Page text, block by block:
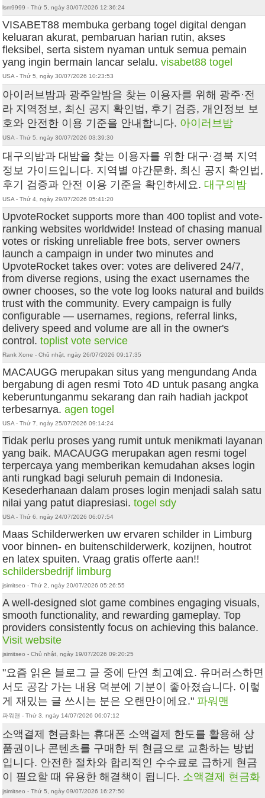
lsm9999 - Thứ 5, ngày 30/07/2026 12:36:24
VISABET88 membuka gerbang togel digital dengan
keluaran akurat, pembaruan harian rutin, akses
fleksibel, serta sistem nyaman untuk semua pemain
yang ingin bermain lancar selalu.visabet88 togel
USA - Thứ 5, ngày 30/07/2026 10:23:53
아이러브밤과 광주알밤을 찾는 이용자를 위해 광주·전
라 지역정보, 최신 공지 확인법, 후기 검증, 개인정보 보
호와 안전한 이용 기준을 안내합니다. 아이러브밤
USA - Thứ 5, ngày 30/07/2026 03:39:30
대구의밤과 대밤을 찾는 이용자를 위한 대구·경북 지역
정보 가이드입니다. 지역별 야간문화, 최신 공지 확인법,
후기 검증과 안전 이용 기준을 확인하세요. 대구의밤
USA - Thứ 4, ngày 29/07/2026 05:41:20
UpvoteRocket supports more than 400 toplist and vote-
ranking websites worldwide! Instead of chasing manual
votes or risking unreliable free bots, server owners
launch a campaign in under two minutes and
UpvoteRocket takes over: votes are delivered 24/7,
from diverse regions, using the exact usernames the
owner chooses, so the vote log looks natural and builds
trust with the community. Every campaign is fully
configurable — usernames, regions, referral links,
delivery speed and volume are all in the owner's
control.toplist vote service
Rank Xone - Chủ nhật, ngày 26/07/2026 09:17:35
MACAUGG merupakan situs yang mengundang Anda
bergabung di agen resmi Toto 4D untuk pasang angka
keberuntunganmu sekarang dan raih hadiah jackpot
terbesarnya.agen togel
USA - Thứ 7, ngày 25/07/2026 09:14:24
Tidak perlu proses yang rumit untuk menikmati layanan
yang baik. MACAUGG merupakan agen resmi togel
terpercaya yang memberikan kemudahan akses login
anti rungkad bagi seluruh pemain di Indonesia.
Kesederhanaan dalam proses login menjadi salah satu
nilai yang patut diapresiasi.togel sdy
USA - Thứ 6, ngày 24/07/2026 06:07:54
Maas Schilderwerken uw ervaren schilder in Limburg
voor binnen- en buitenschilderwerk, kozijnen, houtrot
en latex spuiten. Vraag gratis offerte aan!!
schildersbedrijf limburg
jsimitseo - Thứ 2, ngày 20/07/2026 05:26:55
A well-designed slot game combines engaging visuals,
smooth functionality, and rewarding gameplay. Top
providers consistently focus on achieving this balance.
Visit website
jsimitseo - Chủ nhật, ngày 19/07/2026 09:20:25
"요즘 읽은 블로그 글 중에 단연 최고예요. 유머러스하면
서도 공감 가는 내용 덕분에 기분이 좋아졌습니다. 이렇
게 재밌는 글 쓰시는 분은 오랜만이에요." 파워맨
파워맨 - Thứ 3, ngày 14/07/2026 06:07:12
소액결제 현금화는 휴대폰 소액결제 한도를 활용해 상
품권이나 콘텐츠를 구매한 뒤 현금으로 교환하는 방법
입니다. 안전한 절차와 합리적인 수수료로 급하게 현금
이 필요할 때 유용한 해결책이 됩니다. 소액결제 현금화
jsimitseo - Thứ 5, ngày 09/07/2026 16:27:50